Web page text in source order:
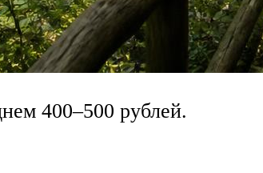
400–500 рублей.